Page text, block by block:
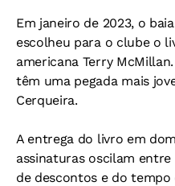
Em janeiro de 2023, o
escolheu para o clube o
americana Terry
têm uma pegada mais
Cerqueira.
A entrega do livro em
assinaturas oscilam
de descontos e do